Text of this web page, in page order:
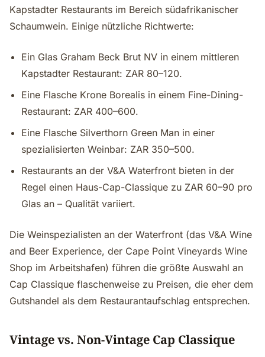
Kapstadter Restaurants im Bereich südafrikanischer
Schaumwein. Einige nützliche Richtwerte:
Ein Glas Graham Beck Brut NV in einem mittleren
Kapstadter Restaurant: ZAR 80–120.
Eine Flasche Krone Borealis in einem Fine-Dining-
Restaurant: ZAR 400–600.
Eine Flasche Silverthorn Green Man in einer
spezialisierten Weinbar: ZAR 350–500.
Restaurants an der V&A Waterfront bieten in der
Regel einen Haus-Cap-Classique zu ZAR 60–90 pro
Glas an – Qualität variiert.
Die Weinspezialisten an der Waterfront (das V&A Wine
and Beer Experience, der Cape Point Vineyards Wine
Shop im Arbeitshafen) führen die größte Auswahl an
Cap Classique flaschenweise zu Preisen, die eher dem
Gutshandel als dem Restaurantaufschlag entsprechen.
Vintage vs. Non-Vintage Cap Classique